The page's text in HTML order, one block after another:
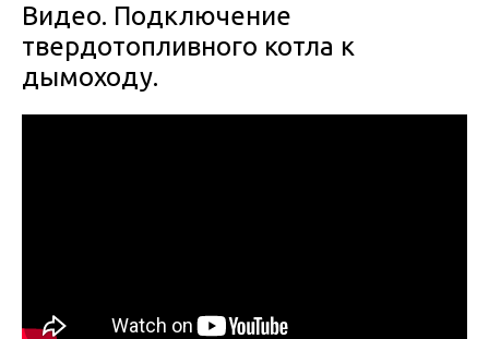
Видео. Подключение
твердотопливного котла к
дымоходу.